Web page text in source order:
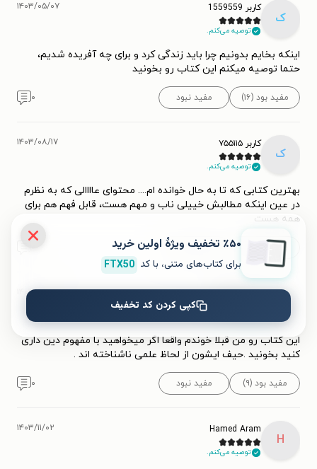
ک
کاربر 1559559
توصیه می‌کنم.
۱۴۰۳/۰۵/۰۷
اینکه بخایم بدونیم چرا باید زندگی کرد و برای چه آفریده شدیم،
حتما توصیه میکنم این کتاب رو بخونید
مفید بود (۱۶) مفید نبود ۰
ک
کاربر ۷۵۵۱۱۵
توصیه می‌کنم.
۱۴۰۳/۰۸/۱۷
بهترین کتابی که تا به حال خوانده ام.... محتوای عاااالی که به نظرم
در عین اینکه مطالبش خییلی ناب و مهم هست، قابل فهم هم برای
همه هست
مفید بود (۱۲) مفید نبود
۱۴۰۳/۱۱/۰۷
این کتاب رو من قبلا خوندم واقعا اگر میخواهید با مفهوم دین داری
کنید بخونید .حیف ایشون از لحاظ علمی ناشناخته اند .
مفید بود (۹) مفید نبود ۰
H
Hamed Aram
توصیه می‌کنم.
۱۴۰۳/۱۱/۰۲
٪۵۰ تخفیف ویژۀ اولین خرید
برای کتاب‌های متنی، با کد FTX50
کپی کردن کد تخفیف